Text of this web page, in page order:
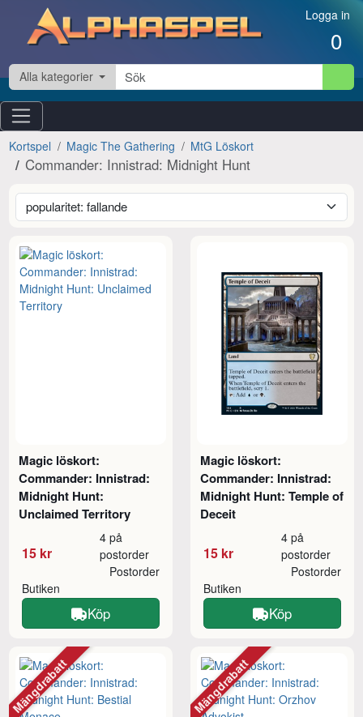
Hoppa till innehåll Logga in
0
Alla kategorier
Kortspel Magic The Gathering MtG Löskort
Commander: Innistrad: Midnight Hunt
Magic löskort:
Commander: Innistrad:
Midnight Hunt:
Unclaimed Territory
15 kr
4 på
postorder
Butiken
Postorder
Köp
Magic löskort:
Commander: Innistrad:
Midnight Hunt: Temple of
Deceit
15 kr
4 på
postorder
Butiken
Postorder
Köp
Mängdrabatt Mängdrabatt